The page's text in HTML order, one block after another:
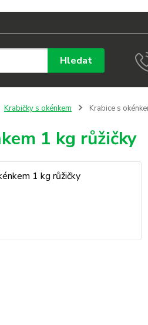
Hledat
Krabičky s okénkem Krabice s
1 kg růžičky